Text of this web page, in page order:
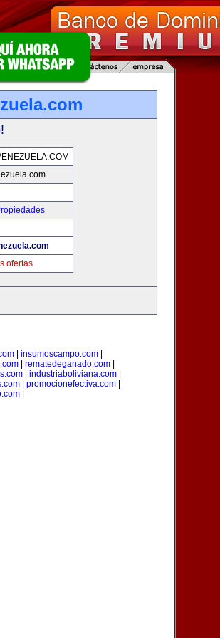
ofertas
| insumoscampo.com|
rematedeganado.com
industriaboliviana.com
promocionefectiva.com
|